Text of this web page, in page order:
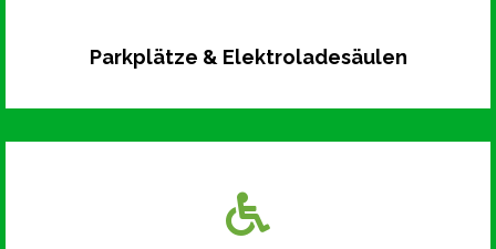
Parkplätze & Elektroladesäulen